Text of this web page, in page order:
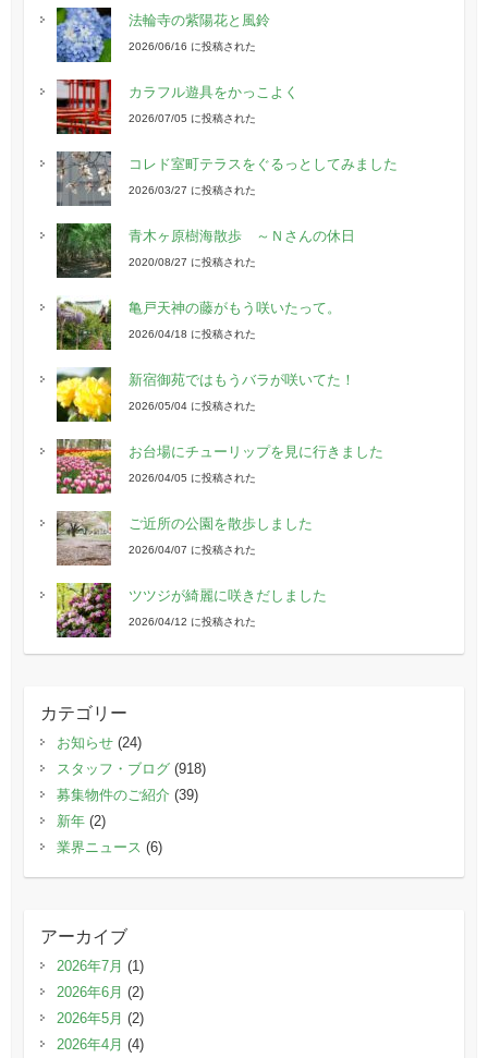
法輪寺の紫陽花と風鈴
2026/06/16 に投稿された
カラフル遊具をかっこよく
2026/07/05 に投稿された
コレド室町テラスをぐるっとしてみました
2026/03/27 に投稿された
青木ヶ原樹海散歩 ～Ｎさんの休日
2020/08/27 に投稿された
亀戸天神の藤がもう咲いたって。
2026/04/18 に投稿された
新宿御苑ではもうバラが咲いてた！
2026/05/04 に投稿された
お台場にチューリップを見に行きました
2026/04/05 に投稿された
ご近所の公園を散歩しました
2026/04/07 に投稿された
ツツジが綺麗に咲きだしました
2026/04/12 に投稿された
カテゴリー
お知らせ(24)
スタッフ・ブログ(918)
募集物件のご紹介 (39)
新年(2)
業界ニュース (6)
アーカイブ
2026年7月 (1)
2026年6月 (2)
2026年5月 (2)
2026年4月 (4)